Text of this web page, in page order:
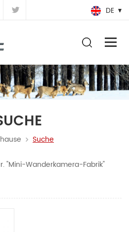
DE
Suche
"Mini-Wanderkamera-Fabrik"